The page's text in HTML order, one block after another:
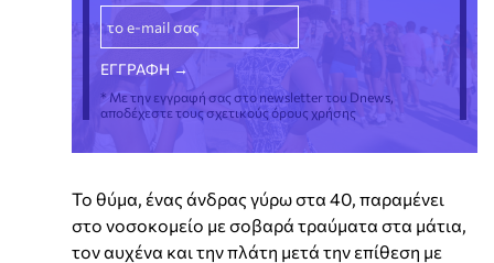
* Με την εγγραφή σας στο newsletter του Dnews,
αποδέχεστε τους σχετικούς όρους χρήσης
Το θύμα, ένας άνδρας γύρω στα 40, παραμένει
στο νοσοκομείο με σοβαρά τραύματα στα μάτια,
τον αυχένα και την πλάτη μετά την επίθεση με